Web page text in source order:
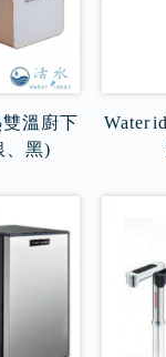
溫廚下
、黑)
Water